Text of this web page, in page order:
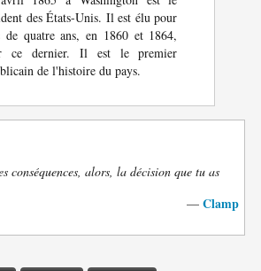
des États-Unis. Il est élu pour
de quatre ans, en 1860 et 1864,
ce dernier. Il est le premier
de l'histoire du pays.
conséquences, alors, la décision que tu as
— Clamp